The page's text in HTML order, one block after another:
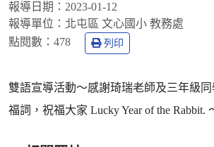
報導日期： 2023-01-12
報導單位： 北屯區 文心國小 教務處
點閱數： 478 列印
雙語宣導活動～感謝琦瑞老師及三年級
福詞，祝福大家 Lucky Year of the Rabbit.